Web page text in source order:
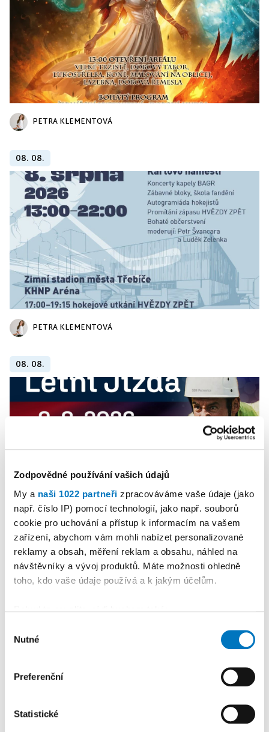
Zodpovědné používání vašich údajů
My a naši 1022 partneři zpracováváme vaše údaje (jako
např. číslo IP) pomocí technologií, jako např. souborů
cookie pro uchování a přístup k informacím na vašem
zařízení, abychom vám mohli nabízet personalizované
reklamy a obsah, měření reklam a obsahu, náhled na
návštěvníky a vývoj produktů. Máte možnosti ohledně
toho, kdo vaše údaje používá a k jakým účelům.
poloze, které mohou být přesné na několik metrů
skenování pro konkrétní charakteristiky (otisk prstu)
Zjistěte více o tom, jak zpracováváme vaše osobní
Svůj souhlas můžete kdykoliv změnit nebo odvolat v
souhlasu
Nutné
Preferenční
Statistické
PETRA KLEMENTOVÁ
08. 08.
PETRA KLEMENTOVÁ
08. 08.
PETRA KLEMENTOVÁ
08. 08.